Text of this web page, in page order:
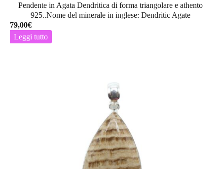
Pendente in Agata Dendritica di forma triangolare e athento
925..Nome del minerale in inglese: Dendritic Agate
79,00€
Leggi tutto